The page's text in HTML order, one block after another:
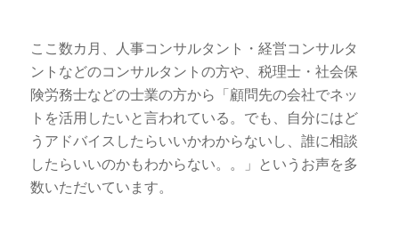
ここ数カ月、人事コンサルタント・経営コンサルタ
ントなどのコンサルタントの方や、税理士・社会保
険労務士などの士業の方から「顧問先の会社でネッ
トを活用したいと言われている。でも、自分にはど
うアドバイスしたらいいかわからないし、誰に相談
したらいいのかもわからない。。」というお声を多
数いただいています。